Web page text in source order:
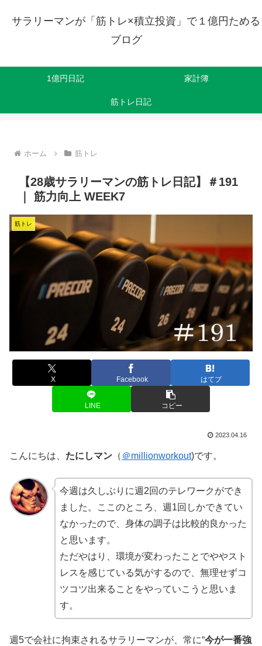
サラリーマンが「筋トレ×積立投資」で１億円ためる
ブログ
1億円日記 家計簿
筋トレ日記
ホーム 筋トレ
【28歳サラリーマンの筋トレ日記】＃191
｜ 筋力向上 WEEK7
筋トレ
X Facebook はてブ
LINE コピー
2023.04.16
こんにちは、 たにしマン （ ＠millionworkout)です。
今週は久しぶりに週2回のテレワークができ
ました。ここのところ、週1回しかできてい
なかったので、身体の調子は比較的良かった
と思います。
ただやはり、環境が変わったことでややスト
レスを感じている気がするので、無理せずコ
ツコツ出来ることをやっていこうと思いま
す。
週5で会社に拘束されるサラリーマンが、常に“今が一番強